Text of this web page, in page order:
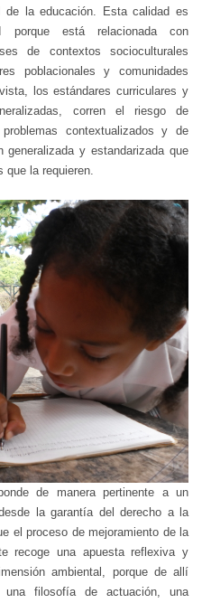
de la educación. Esta calidad es
porque está relacionada con
de contextos socioculturales
poblacionales y comunidades
los estándares curriculares y
corren el riesgo de
contextualizados y de
generalizada y estandarizada que
que la requieren.
de manera pertinente a un
la garantía del derecho a la
el proceso de mejoramiento de la
recoge una apuesta reflexiva y
ambiental, porque de allí
filosofía de actuación, una